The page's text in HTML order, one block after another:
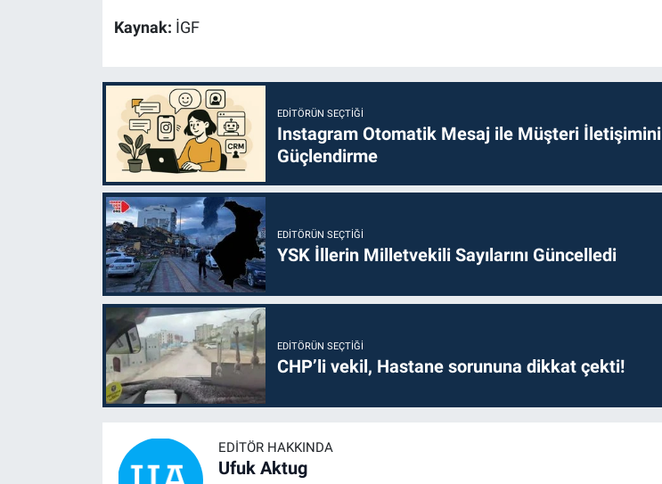
Kaynak: İGF
EDITÖRÜN SEÇTIĞI
Instagram Otomatik Mesaj ile Müşteri İletişimini
Güçlendirme
EDITÖRÜN SEÇTIĞI
YSK İllerin Milletvekili Sayılarını Güncelledi
EDITÖRÜN SEÇTIĞI
CHP’li vekil, Hastane sorununa dikkat çekti!
EDITÖR HAKKINDA
Ufuk Aktug